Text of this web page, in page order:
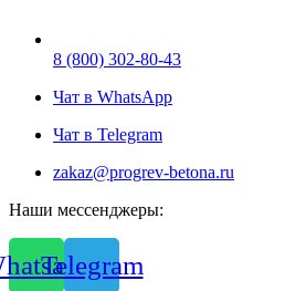
8 (800) 302-80-43
Чат в WhatsApp
Чат в Telegram
zakaz@progrev-betona.ru
Наши мессенджеры:
Telegram